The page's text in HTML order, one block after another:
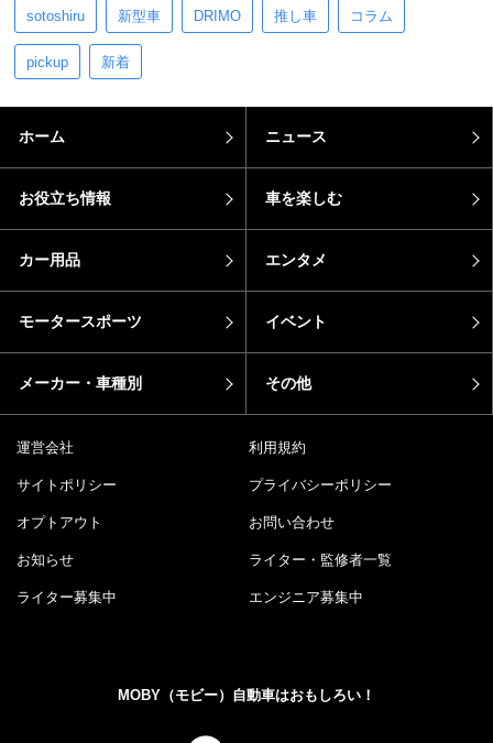
sotoshiru 新型車 DRIMO 推し車 コラム
pickup 新着
ホーム ニュース
お役立ち情報 車を楽しむ
カー用品 エンタメ
モータースポーツ イベント
メーカー・車種別 その他
運営会社 利用規約
サイトポリシー プライバシーポリシー
オプトアウト お問い合わせ
お知らせ ライター・監修者一覧
ライター募集中 エンジニア募集中
MOBY（モビー）自動車はおもしろい！